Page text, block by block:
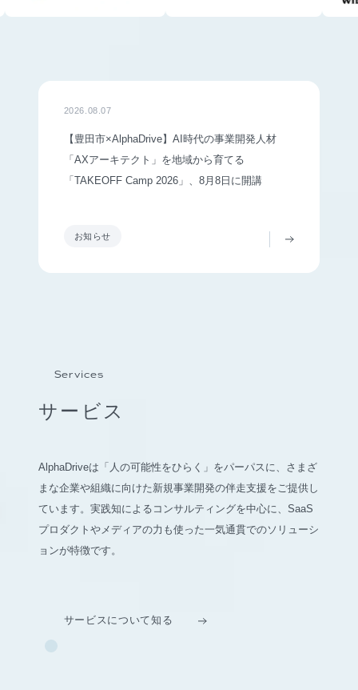
2026.08.07
お知らせ
【豊田市×AlphaDrive】AI時代の事業開発人材
「AXアーキテクト」を地域から育てる
「TAKEOFF Camp 2026」、8月8日に開講
Services
サービス
AlphaDriveは「人の可能性をひらく」をパーパスに、さまざ
まな企業や組織に向けた新規事業開発の伴走支援をご提供し
ています。実践知によるコンサルティングを中心に、SaaS
プロダクトやメディアの力も使った一気通貫でのソリューシ
ョンが特徴です。
サービスについて知る